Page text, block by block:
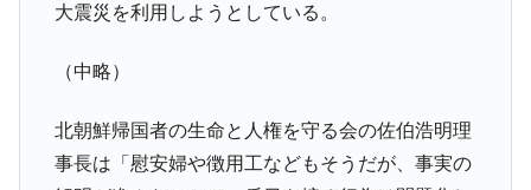
Fact1
夏の甲子園、優勝校を最も多く輩出している都道
Fact1 奇跡の毛色「白毛馬」とは？
Fact1
全て勝つといくら？ 競馬GI競走で勝利騎手がもら
大震災を利用しようとしている。
（中略）
北朝鮮帰国者の生命と人権を守る会の佐伯浩明理
事長は「慰安婦や徴用工などもそうだが、事実の